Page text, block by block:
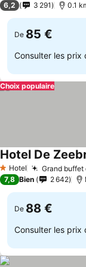
6,2 3 291 0.1
De 85 €
Consulter les prix
Choix populaire
1 Étoiles
Hotel Grand
Hotel De
7,8 Bien 2 642
De 88 €
Consulter les prix